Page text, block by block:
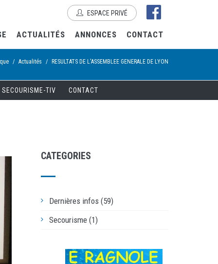
ESPACE PRIVÉ
ACTUALITÉS ANNONCES CONTACT
/ Actualités / RESULTATS DE L'ASSEMBLEE GENERALE DE LYON
SECOURISME-TIV CONTACT
CATEGORIES
Dernières infos (59)
Secourisme (1)